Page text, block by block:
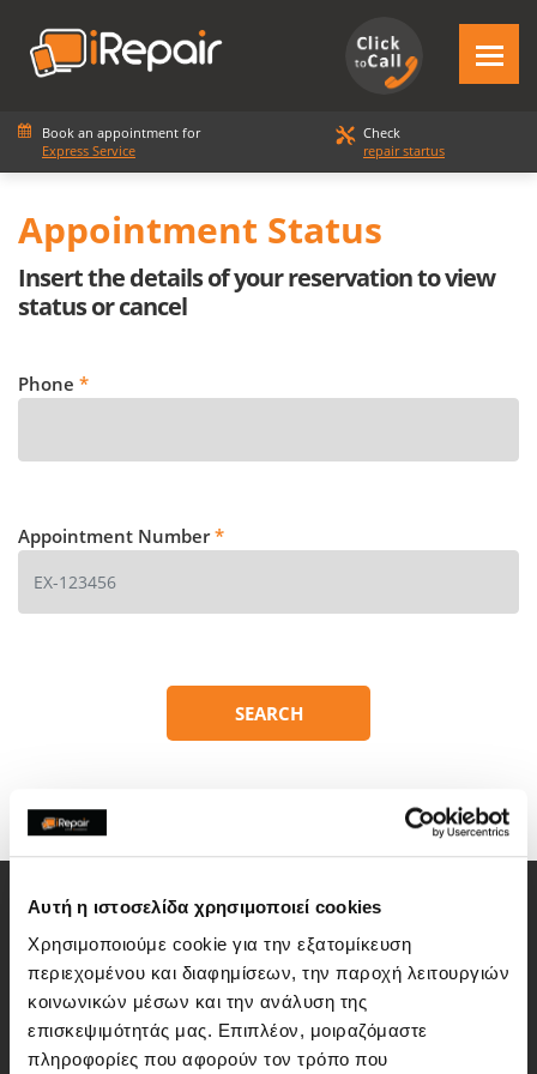
Αυτή η ιστοσελίδα χρησιμοποιεί cookies
Χρησιμοποιούμε cookie για την εξατομίκευση
περιεχομένου και διαφημίσεων, την παροχή λειτουργιών
κοινωνικών μέσων και την ανάλυση της
επισκεψιμότητάς μας. Επιπλέον, μοιραζόμαστε
πληροφορίες που αφορούν τον τρόπο που
Book an appointment for
Express Service
Check
repair startus
Appointment Status
Insert the details of your reservation to view
status or cancel
Phone *
Appointment Number*
iRepair is the leader in electronics repair in Greece. We have
been in the repair business since 2007 helping our customers
with all of the technology related problems.